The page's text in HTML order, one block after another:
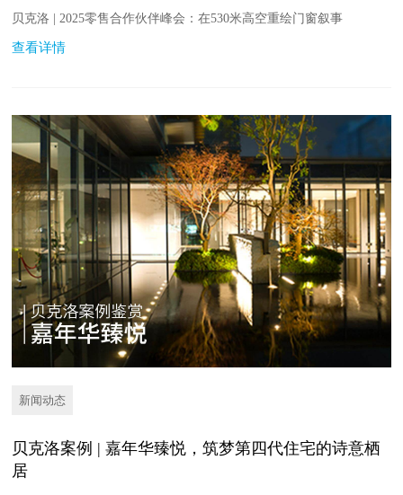
贝克洛 | 2025零售合作伙伴峰会：在530米高空重绘门窗叙事
查看详情
新闻动态
贝克洛案例 | 嘉年华臻悦，筑梦第四代住宅的诗意栖
居